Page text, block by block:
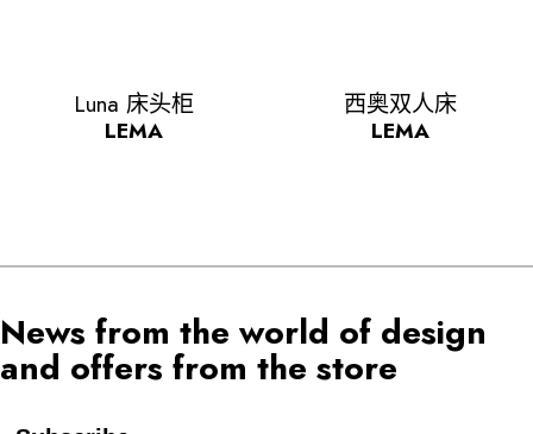
Quick view
Luna 床头柜
LEMA
Quick view
西奥双人床
LEMA
News from the world of design
and offers from the store